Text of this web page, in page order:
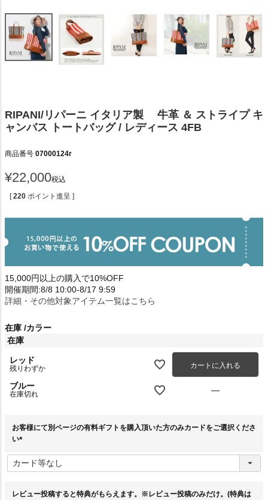
RIPANI/リパーニ イタリア製 牛革 ＆ ストライプ キ
ャンバス トートバッグ / レディース 4FB
商品番号 07000124r
¥22,000税込
[ 220 ポイント進呈 ]
15,000円以上の購入で10%OFF
開催期間:8/8 10:00-8/17 9:59
詳細・その他対象アイテム一覧はこちら
在庫 カラー
在庫
レッド
残りわずか カートに入れる
ブルー
在庫切れ —
お客様にて別ページの有料ギフトを購入頂いた方のみカードをご選択くださ
い
必
須
レビュー投稿すると特典がもらえます。※レビュー投稿のみだけ。(特典は